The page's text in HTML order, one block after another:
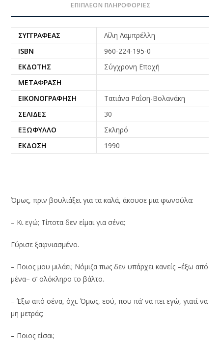
ΕΠΙΠΛΈΟΝ ΠΛΗΡΟΦΟΡΊΕΣ
ΣΥΓΓΡΑΦΈΑΣ
Λίλη Λαμπρέλλη
ISBN
960-224-195-0
ΕΚΔΌΤΗΣ
Σύγχρονη Εποχή
ΜΕΤΆΦΡΑΣΗ
ΕΙΚΟΝΟΓΡΆΦΗΣΗ
Τατιάνα Ραΐση-Βολανάκη
ΣΕΛΊΔΕΣ
30
ΕΞΏΦΥΛΛΟ
Σκληρό
ΈΚΔΟΣΗ
1990
Όμως, πριν βουλιάξει για τα καλά, άκουσε μια φωνούλα:
– Κι εγώ; Τίποτα δεν είμαι για σένα;
Γύρισε ξαφνιασμένο.
– Ποιος μου μιλάει; Νόμιζα πως δεν υπάρχει κανείς –έξω από
μένα– σ’ ολόκληρο το βάλτο.
– Έξω από σένα, όχι. Όμως, εσύ, που πά’ να πει εγώ, γιατί να
μη μετράς;
– Ποιος είσαι;